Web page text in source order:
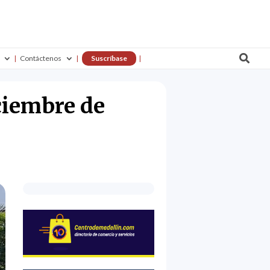
Contáctenos Suscríbase 
de